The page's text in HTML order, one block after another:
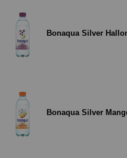
Bonaqua Silver
Bonaqua Silver